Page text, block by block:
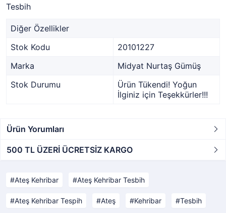
Tesbih
Diğer Özellikler
Stok Kodu
20101227
Marka
Midyat Nurtaş Gümüş
Stok Durumu
Ürün Tükendi! Yoğun
İlginiz için Teşekkürler!!!
Ürün Yorumları
500 TL ÜZERİ ÜCRETSİZ KARGO
Ateş Kehribar Ateş Kehribar Tesbih
Ateş Kehribar Tespih Ateş Kehribar Tesbih